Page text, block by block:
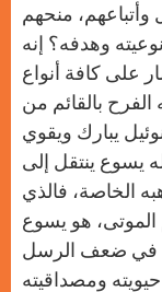
منحهم
وهدفه؟ إنه
على كافة أنواع
بالقائم من
يبارك ويقوي
يسوع ينتقل إلى
الخاصة، فالذي
هو يسوع
في ضعف الرسل
ومصداقيته